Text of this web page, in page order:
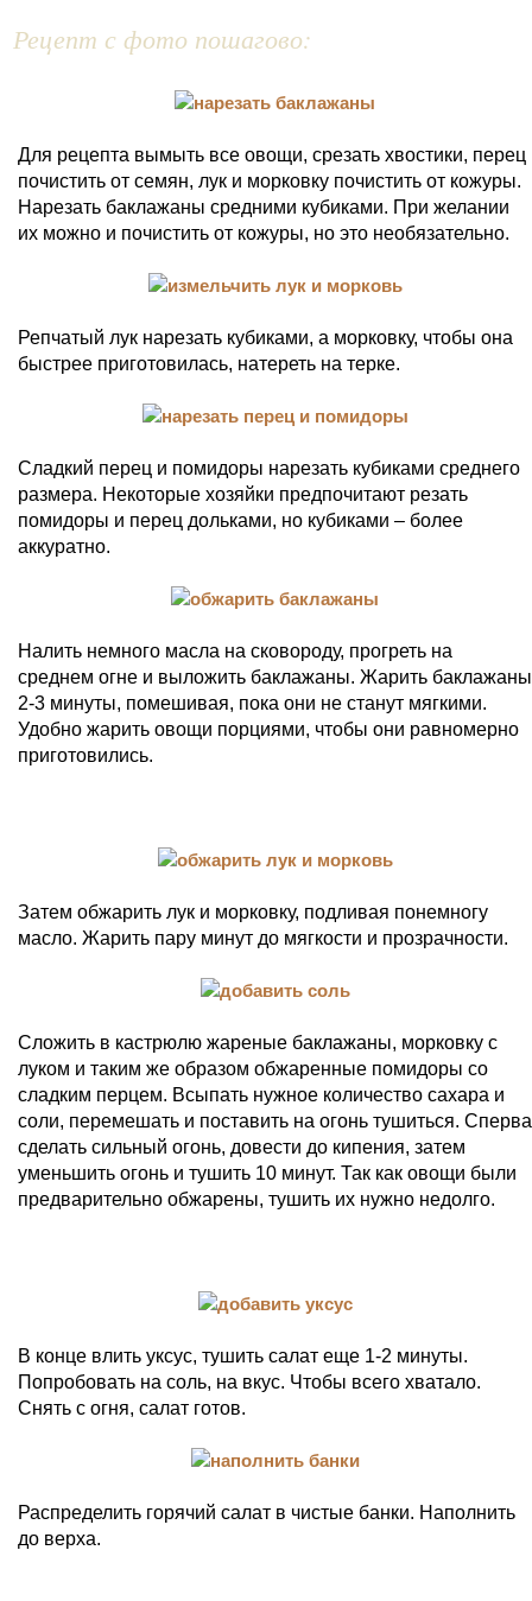
Рецепт с фото пошагово:
Для рецепта вымыть все овощи, срезать хвостики, перец
почистить от семян, лук и морковку почистить от кожуры.
Нарезать баклажаны средними кубиками. При желании
их можно и почистить от кожуры, но это необязательно.
Репчатый лук нарезать кубиками, а морковку, чтобы она
быстрее приготовилась, натереть на терке.
Сладкий перец и помидоры нарезать кубиками среднего
размера. Некоторые хозяйки предпочитают резать
помидоры и перец дольками, но кубиками – более
аккуратно.
Налить немного масла на сковороду, прогреть на
среднем огне и выложить баклажаны. Жарить баклажаны
2-3 минуты, помешивая, пока они не станут мягкими.
Удобно жарить овощи порциями, чтобы они равномерно
приготовились.
Затем обжарить лук и морковку, подливая понемногу
масло. Жарить пару минут до мягкости и прозрачности.
Сложить в кастрюлю жареные баклажаны, морковку с
луком и таким же образом обжаренные помидоры со
сладким перцем. Всыпать нужное количество сахара и
соли, перемешать и поставить на огонь тушиться. Сперва
сделать сильный огонь, довести до кипения, затем
уменьшить огонь и тушить 10 минут. Так как овощи были
предварительно обжарены, тушить их нужно недолго.
В конце влить уксус, тушить салат еще 1-2 минуты.
Попробовать на соль, на вкус. Чтобы всего хватало.
Снять с огня, салат готов.
Распределить горячий салат в чистые банки. Наполнить
до верха.